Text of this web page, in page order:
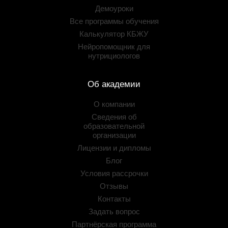
Демоуроки
Все программы обучения
Калькулятор КБЖУ
Нейропомощник для
нутрициологов
Об академии
О компании
Сведения об
образовательной
организации
Лицензии и дипломы
Блог
Условия рассрочки
Отзывы
Контакты
Задать вопрос
Партнёрская программа